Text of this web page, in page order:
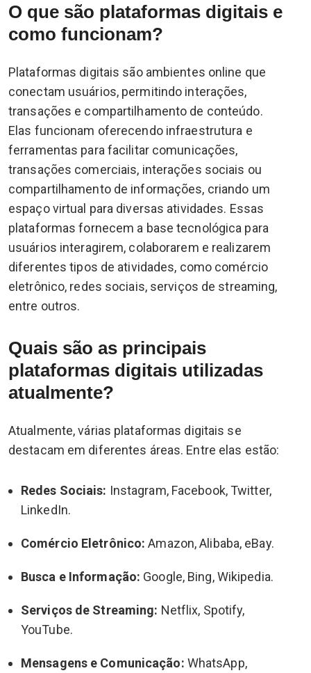
O que são plataformas digitais e
como funcionam?
Plataformas digitais são ambientes online que
conectam usuários, permitindo interações,
transações e compartilhamento de conteúdo.
Elas funcionam oferecendo infraestrutura e
ferramentas para facilitar comunicações,
transações comerciais, interações sociais ou
compartilhamento de informações, criando um
espaço virtual para diversas atividades. Essas
plataformas fornecem a base tecnológica para
usuários interagirem, colaborarem e realizarem
diferentes tipos de atividades, como comércio
eletrônico, redes sociais, serviços de streaming,
entre outros.
Quais são as principais
plataformas digitais utilizadas
atualmente?
Atualmente, várias plataformas digitais se
destacam em diferentes áreas. Entre elas estão:
Redes Sociais: Instagram, Facebook, Twitter,
LinkedIn.
Comércio Eletrônico: Amazon, Alibaba, eBay.
Busca e Informação: Google, Bing, Wikipedia.
Serviços de Streaming: Netflix, Spotify,
YouTube.
Mensagens e Comunicação: WhatsApp,